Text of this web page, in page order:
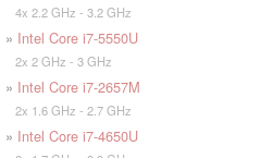
4x 2.2 GHz - 3.2 GHz
» Intel Core i7-5550U
2x 2 GHz - 3 GHz
» Intel Core i7-2657M
2x 1.6 GHz - 2.7 GHz
» Intel Core i7-4650U